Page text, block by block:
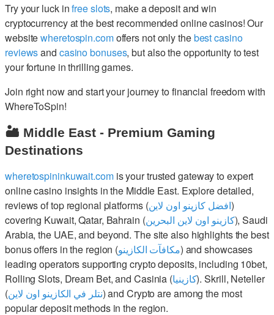
Try your luck infree slots, make a deposit and win
cryptocurrency at the best recommended online casinos! Our
websitewheretospin.comoffers not only thebest casino
reviewsand casino bonuses, but also the opportunity to test
your fortune in thrilling games.
Join right now and start your journey to financial freedom with
WhereToSpin!
🏜️ Middle East - Premium Gaming
Destinations
wheretospininkuwait.comis your trusted gateway to expert
online casino insights in the Middle East. Explore detailed,
reviews of top regional platforms (افضل كازينو اون لاين)
covering Kuwait, Qatar, Bahrain (كازينو اون لاين البحرين), Saudi
Arabia, the UAE, and beyond. The site also highlights the best
bonus offers in the region (مكافآت الكازينو) and showcases
leading operators supporting crypto deposits, including 10bet,
Rolling Slots, Dream Bet, and Casinia (كازينيا). Skrill, Neteller
(نتلر في الكازينو اون لاين) and Crypto are among the most
popular deposit methods in the region.